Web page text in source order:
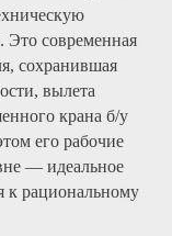
Это современная
сохранившая
вылета
крана б/у
его рабочие
— идеальное
к рациональному